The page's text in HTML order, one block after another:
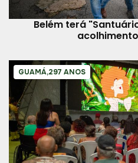
Belém terá
GUAMÁ,297 ANOS